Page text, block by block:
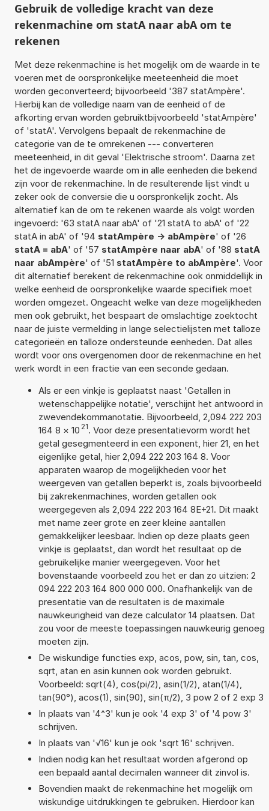
Gebruik de volledige kracht van deze
rekenmachine om statA naar abA om te
rekenen
Met deze rekenmachine is het mogelijk om de waarde in te
voeren met de oorspronkelijke meeteenheid die moet
worden geconverteerd; bijvoorbeeld '387 statAmpère'.
Hierbij kan de volledige naam van de eenheid of de
afkorting ervan worden gebruiktbijvoorbeeld 'statAmpère'
of 'statA'. Vervolgens bepaalt de rekenmachine de
categorie van de te omrekenen --- converteren
meeteenheid, in dit geval 'Elektrische stroom'. Daarna zet
het de ingevoerde waarde om in alle eenheden die bekend
zijn voor de rekenmachine. In de resulterende lijst vindt u
zeker ook de conversie die u oorspronkelijk zocht. Als
alternatief kan de om te rekenen waarde als volgt worden
ingevoerd: '63 statA naar abA' of '21 statA to abA' of '22
statA in abA' of '94 statAmpère -> abAmpère' of '26
statA = abA' of '57 statAmpère naar abA' of '88 statA
naar abAmpère' of '51 statAmpère to abAmpère'. Voor
dit alternatief berekent de rekenmachine ook onmiddellijk in
welke eenheid de oorspronkelijke waarde specifiek moet
worden omgezet. Ongeacht welke van deze mogelijkheden
men ook gebruikt, het bespaart de omslachtige zoektocht
naar de juiste vermelding in lange selectielijsten met talloze
categorieën en talloze ondersteunde eenheden. Dat alles
wordt voor ons overgenomen door de rekenmachine en het
werk wordt in een fractie van een seconde gedaan.
Als er een vinkje is geplaatst naast 'Getallen in
wetenschappelijke notatie', verschijnt het antwoord in
zwevendekommanotatie. Bijvoorbeeld, 2,094 222 203
164 8 × 10 21. Voor deze presentatievorm wordt het
getal gesegmenteerd in een exponent, hier 21, en het
eigenlijke getal, hier 2,094 222 203 164 8. Voor
apparaten waarop de mogelijkheden voor het
weergeven van getallen beperkt is, zoals bijvoorbeeld
bij zakrekenmachines, worden getallen ook
weergegeven als 2,094 222 203 164 8E+21. Dit maakt
met name zeer grote en zeer kleine aantallen
gemakkelijker leesbaar. Indien op deze plaats geen
vinkje is geplaatst, dan wordt het resultaat op de
gebruikelijke manier weergegeven. Voor het
bovenstaande voorbeeld zou het er dan zo uitzien: 2
094 222 203 164 800 000 000. Onafhankelijk van de
presentatie van de resultaten is de maximale
nauwkeurigheid van deze calculator 14 plaatsen. Dat
zou voor de meeste toepassingen nauwkeurig genoeg
moeten zijn.
De wiskundige functies exp, acos, pow, sin, tan, cos,
sqrt, atan en asin kunnen ook worden gebruikt.
Voorbeeld: sqrt(4), cos(pi/2), asin(1/2), atan(1/4),
tan(90°), acos(1), sin(90), sin(π/2), 3 pow 2 of 2 exp 3
In plaats van '4^3' kun je ook '4 exp 3' of '4 pow 3'
schrijven.
In plaats van '√16' kun je ook 'sqrt 16' schrijven.
Indien nodig kan het resultaat worden afgerond op
een bepaald aantal decimalen wanneer dit zinvol is.
Bovendien maakt de rekenmachine het mogelijk om
wiskundige uitdrukkingen te gebruiken. Hierdoor kan